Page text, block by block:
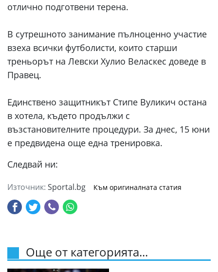
отлично подготвени терена.
В сутрешното занимание пълноценно участие
взеха всички футболисти, които старши
треньорът на Левски Хулио Веласкес доведе в
Правец.
Единствено защитникът Стипе Вуликич остана
в хотела, където продължи с
възстановителните процедури. За днес, 15 юни
е предвидена още една тренировка.
Следвай ни:
Източник: Sportal.bg Към оригиналната статия
Още от категорията...